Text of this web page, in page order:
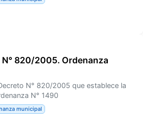
820/2005. Ordenanza
N° 820/2005 que establece la
N° 1490
municipal